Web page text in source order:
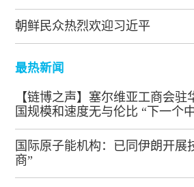
朝鲜民众热烈欢迎习近平
最热新闻
【链博之声】塞尔维亚工商会驻
国规模和速度无与伦比 “下一个
国际原子能机构：已同伊朗开展
商”